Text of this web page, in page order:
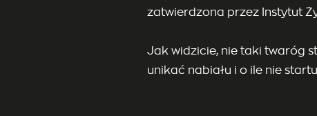
zatwierdzona przez Instytut
Jak widzicie, nie taki twaróg
unikać nabiału i o ile nie